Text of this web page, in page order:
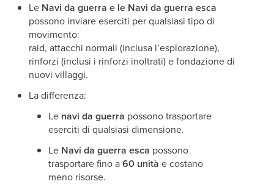
Le Navi da guerra e le Navi da guerra esca
possono inviare eserciti per qualsiasi tipo di
movimento:
raid, attacchi normali (inclusa l’esplorazione),
rinforzi (inclusi i rinforzi inoltrati) e fondazione di
nuovi villaggi.
La differenza:
Le navi da guerra possono trasportare
eserciti di qualsiasi dimensione.
Le Navi da guerra esca possono
trasportare fino a60 unità e costano
meno risorse.